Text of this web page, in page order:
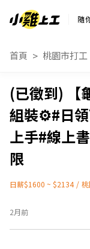
隨
首頁 桃園市打工
組裝⚙️#日
上手#線上
限
日薪$1600 ~ $2134 /
2月前